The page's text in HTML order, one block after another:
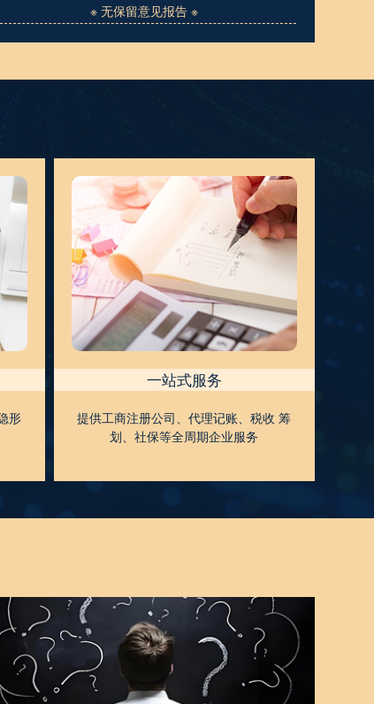
※ 无保留意见报告 ※
形
一站式服务
提供工商注册公司、代理记账、税收 筹
划、社保等全周期企业服务